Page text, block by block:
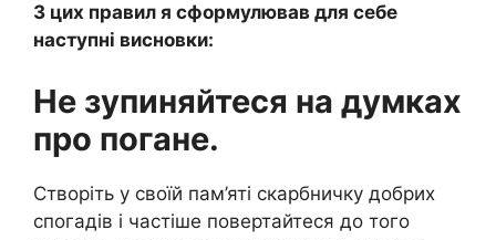
З цих правил я сформулював для себе
наступні висновки:
Не зупиняйтеся на думках
про погане.
Створіть у своїй пам’яті скарбничку добрих
спогадів і частіше повертайтеся до того